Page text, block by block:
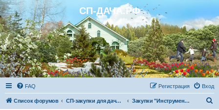
Регистрация СП-ДАЧА.РФ
FAQ Вход
Регистрация
Список форумов СП-закупки для дачи и сада Закупки "Инструмент, инвентарь, красота для сада"